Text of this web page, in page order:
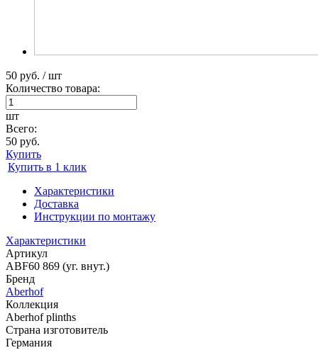
50 руб. / шт
Количество товара:
шт
Всего:
50 руб.
Купить
Купить в 1 клик
Характеристики
Доставка
Инструкции по монтажу
Характеристики
Артикул
ABF60 869 (уг. внут.)
Бренд
Aberhof
Коллекция
Aberhof plinths
Страна изготовитель
Германия